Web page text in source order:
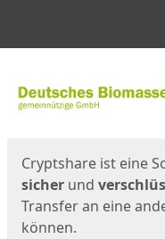
Cryptshare ist eine
sicher und
Transfer an eine
können.